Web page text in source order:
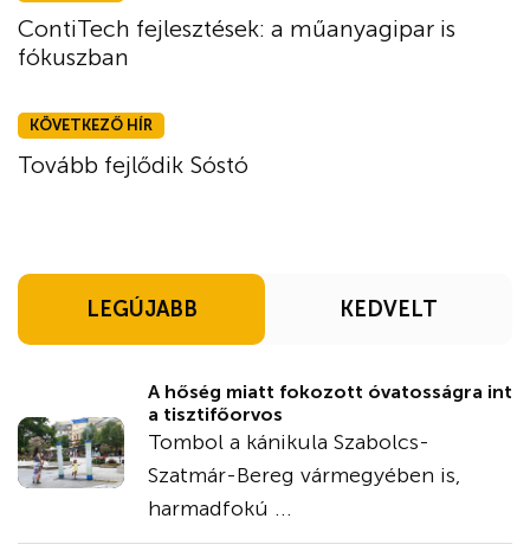
ContiTech fejlesztések: a műanyagipar is
fókuszban
KÖVETKEZŐ HÍR
Tovább fejlődik Sóstó
LEGÚJABB KEDVELT
A hőség miatt fokozott óvatosságra int
a tisztifőorvos
Tombol a kánikula Szabolcs-
Szatmár-Bereg vármegyében is,
harmadfokú ...